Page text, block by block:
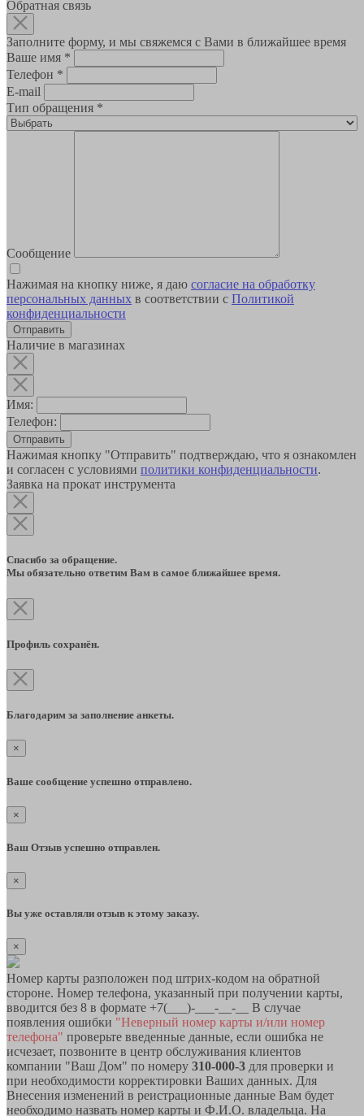
Обратная связь
Заполните форму, и мы свяжемся с Вами в ближайшее время
Ваше имя *
Телефон *
E-mail
Тип обращения *
Сообщение
Нажимая на кнопку ниже, я даю согласие на обработку
персональных данных в соответствии с Политикой
конфиденциальности
Наличие в магазинах
Имя:
Телефон:
Отправить
Нажимая кнопку "Отправить" подтверждаю, что я ознакомлен
и согласен с условиями политики конфиденциальности.
Заявка на прокат инструмента
Спасибо за обращение.
Мы обязательно ответим Вам в самое ближайшее время.
Профиль сохранён.
Благодарим за заполнение анкеты.
×
Ваше сообщение успешно отправлено.
×
Ваш Отзыв успешно отправлен.
×
Вы уже оставляли отзыв к этому заказу.
×
Номер карты разположен под штрих-кодом на обратной
стороне. Номер телефона, указанный при получении карты,
вводится без 8 в формате +7(___)-___-__-__ В случае
появления ошибки "Неверный номер карты и/или номер
телефона" проверьте введенные данные, если ошибка не
исчезает, позвоните в центр обслуживания клиентов
компании "Ваш Дом" по номеру 310-000-3 для проверки и
при необходимости корректировки Ваших данных. Для
Внесения изменений в реистрационные данные Вам будет
необходимо назвать номер карты и Ф.И.О. владельца. На